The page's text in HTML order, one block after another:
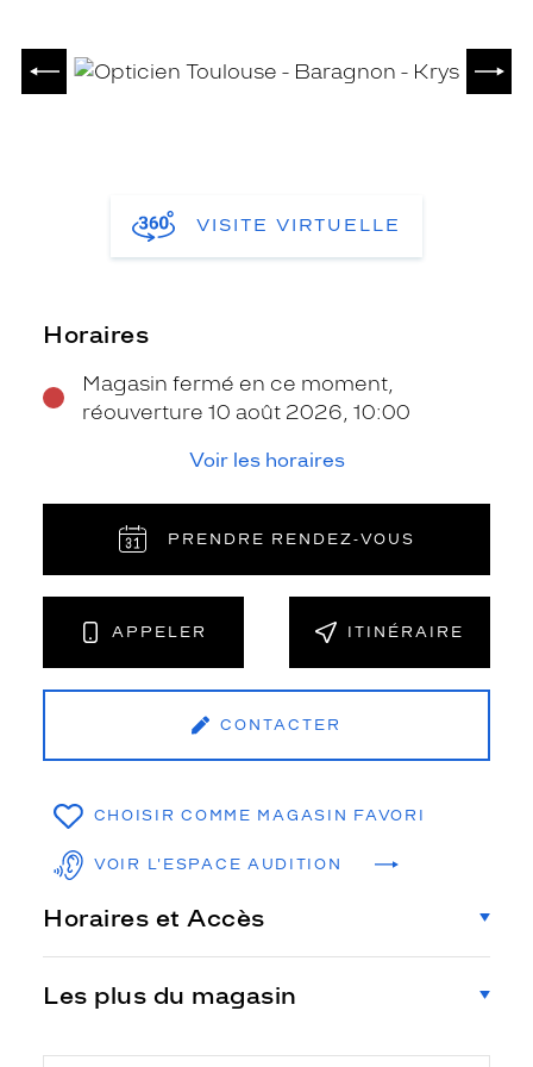
PRÉCÉDENT
VISITE VIRTUELLE
Horaires
Magasin fermé en ce moment,
réouverture 10 août 2026, 10:00
Voir les horaires
PRENDRE RENDEZ‑VOUS
APPELER ITINÉRAIRE
CONTACTER
CHOISIR COMME MAGASIN FAVORI
VOIR L'ESPACE AUDITION
Horaires et Accès
Les plus du magasin